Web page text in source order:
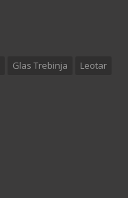
Glas Trebinja
Leotar